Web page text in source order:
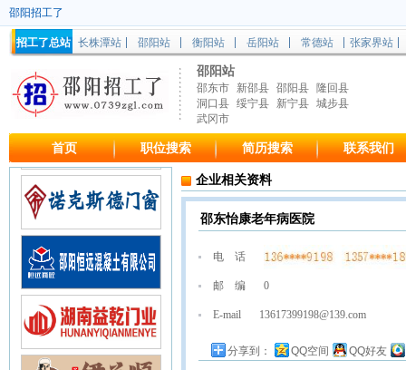
邵阳招工了
招工了总站 长株潭站 邵阳站 衡阳站 岳阳站 常德站 张家界站
邵阳站
邵东市 新邵县 邵阳县
隆回县
洞口县 绥宁县 新宁县 城步县
武冈市
首页 职位搜索 简历搜索 联系我们
企业相关资料
邵东怡康老年病医院
电 话
邮 编 0
E-mail 13617399198@139.com
分享到： QQ空间 QQ好友